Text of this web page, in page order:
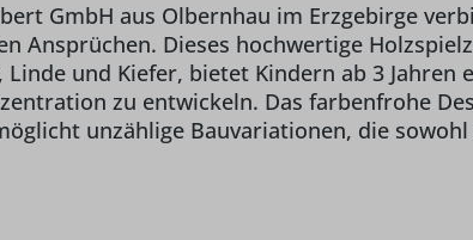
GmbH aus Olbernhau im Erzgebirge
Ansprüchen. Dieses hochwertige
Linde und Kiefer, bietet Kindern ab 3
zu entwickeln. Das farbenfrohe
unzählige Bauvariationen, die